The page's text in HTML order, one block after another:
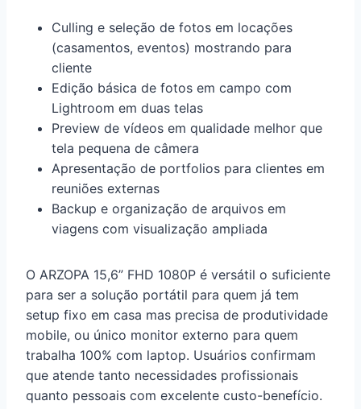
Culling e seleção de fotos em locações
(casamentos, eventos) mostrando para
cliente
Edição básica de fotos em campo com
Lightroom em duas telas
Preview de vídeos em qualidade melhor que
tela pequena de câmera
Apresentação de portfolios para clientes em
reuniões externas
Backup e organização de arquivos em
viagens com visualização ampliada
O ARZOPA 15,6” FHD 1080P é versátil o suficiente
para ser a solução portátil para quem já tem
setup fixo em casa mas precisa de produtividade
mobile, ou único monitor externo para quem
trabalha 100% com laptop. Usuários confirmam
que atende tanto necessidades profissionais
quanto pessoais com excelente custo-benefício.